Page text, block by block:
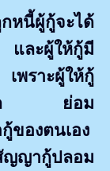
หนี้ผู้กู้จะได้
และผู้ให้กู้มี
พราะผู้ให้กู้
ศาล ย่อม
ของตนเอง
ญญากู้ปลอม